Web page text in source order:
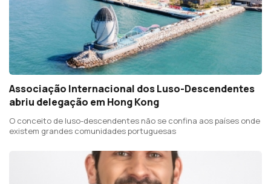
Associação Internacional dos Luso-Descendentes
abriu delegação em Hong Kong
O conceito de luso-descendentes não se confina aos países onde
existem grandes comunidades portuguesas